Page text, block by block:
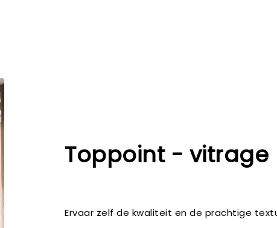
Toppoint - vitrage
Ervaar zelf de kwaliteit en de prachtige